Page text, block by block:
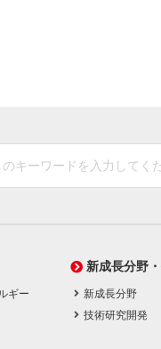
ギー
新成長分野
新成長分野
技術研究開発